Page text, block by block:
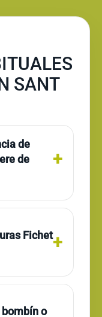
SANT
de
de
Fichet
o